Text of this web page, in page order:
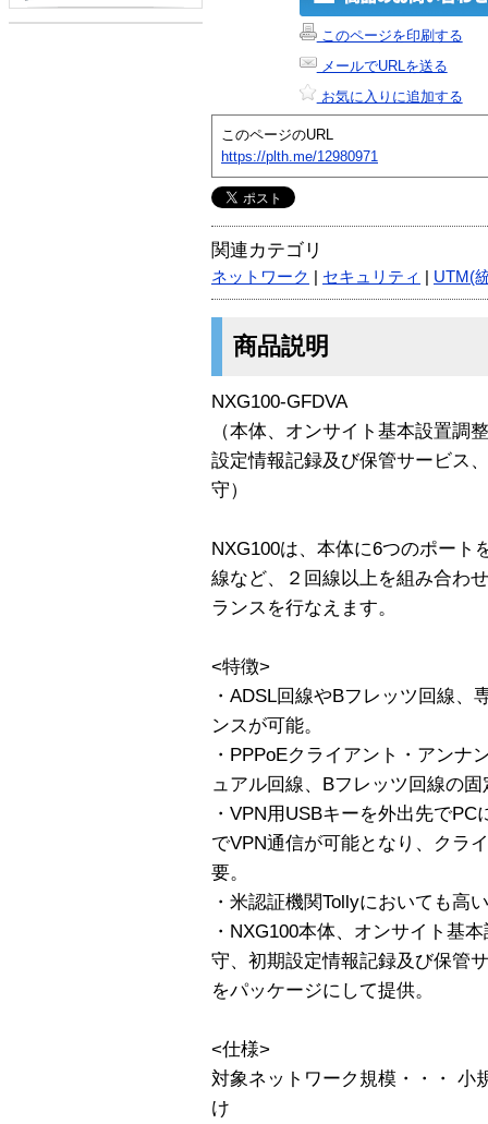
このページを印刷する
メールでURLを送る
お気に入りに追加する
このページのURL
https://plth.me/12980971
関連カテゴリ
ネットワーク セキュリティ UTM(
商品説明
NXG100-GFDVA
（本体、オンサイト基本設置調
設定情報記録及び保管サービス
守）
NXG100は、本体に6つのポート
線など、２回線以上を組み合わ
ランスを行なえます。
<特徴>
・ADSL回線やBフレッツ回線
ンスが可能。
・PPPoEクライアント・アンナ
ュアル回線、Bフレッツ回線の
・VPN用USBキーを外出先で
でVPN通信が可能となり、クラ
要。
・米認証機関Tollyにおいても高
・NXG100本体、オンサイト基
守、初期設定情報記録及び保管
をパッケージにして提供。
<仕様>
対象ネットワーク規模・・・ 小
け